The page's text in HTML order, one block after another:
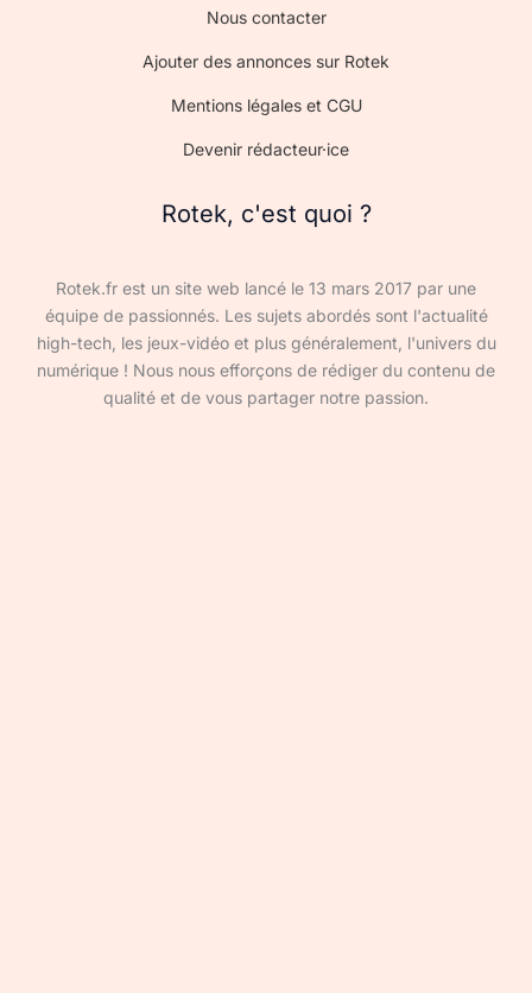
Nous contacter
Ajouter des annonces sur Rotek
Mentions légales et CGU
Devenir rédacteur·ice
Rotek, c'est quoi ?
Rotek.fr est un site web lancé le 13 mars 2017 par une
équipe de passionnés. Les sujets abordés sont l'actualité
high-tech, les jeux-vidéo et plus généralement, l'univers du
numérique ! Nous nous efforçons de rédiger du contenu de
qualité et de vous partager notre passion.